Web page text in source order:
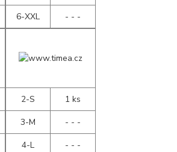
6-XXL
- - -
2-S
1 ks
3-M
- - -
4-L
- - -